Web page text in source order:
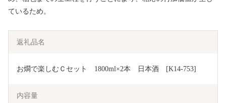
ているため。
返礼品名
お燗で楽しむＣセット　1800ml×2本　日本酒　[K14-753]
内容量